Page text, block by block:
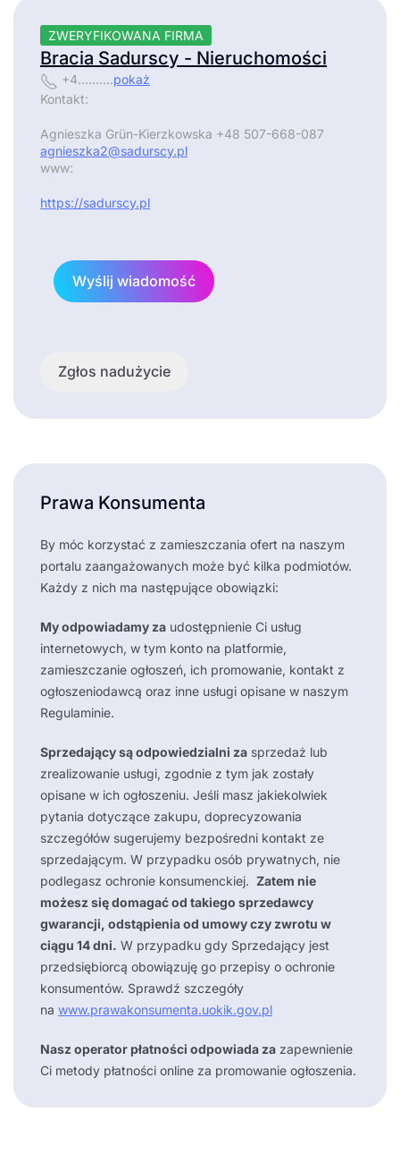
ZWERYFIKOWANA FIRMA
Bracia Sadurscy - Nieruchomości
+4..........pokaż
Kontakt:
Agnieszka Grün-Kierzkowska +48 507-668-087
agnieszka2@sadurscy.pl
www:
https://sadurscy.pl
Wyślij wiadomość
Zgłos nadużycie
Prawa Konsumenta
By móc korzystać z zamieszczania ofert na naszym
portalu zaangażowanych może być kilka podmiotów.
Każdy z nich ma następujące obowiązki:
My odpowiadamy za udostępnienie Ci usług
internetowych, w tym konto na platformie,
zamieszczanie ogłoszeń, ich promowanie, kontakt z
ogłoszeniodawcą oraz inne usługi opisane w naszym
Regulaminie.
Sprzedający są odpowiedzialni za sprzedaż lub
zrealizowanie usługi, zgodnie z tym jak zostały
opisane w ich ogłoszeniu. Jeśli masz jakiekolwiek
pytania dotyczące zakupu, doprecyzowania
szczegółów sugerujemy bezpośredni kontakt ze
sprzedającym. W przypadku osób prywatnych, nie
podlegasz ochronie konsumenckiej. Zatem nie
możesz się domagać od takiego sprzedawcy
gwarancji, odstąpienia od umowy czy zwrotu w
ciągu 14 dni. W przypadku gdy Sprzedający jest
przedsiębiorcą obowiązuję go przepisy o ochronie
konsumentów. Sprawdź szczegóły
na www.prawakonsumenta.uokik.gov.pl
Nasz operator płatności odpowiada za zapewnienie
Ci metody płatności online za promowanie ogłoszenia.